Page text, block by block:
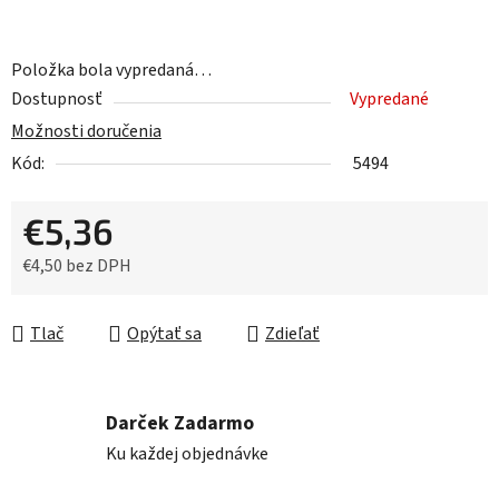
Položka bola vypredaná…
Dostupnosť
Vypredané
Možnosti doručenia
Kód:
5494
€5,36
€4,50 bez DPH
Tlač
Opýtať sa Zdieľať
Darček Zadarmo
Ku každej objednávke